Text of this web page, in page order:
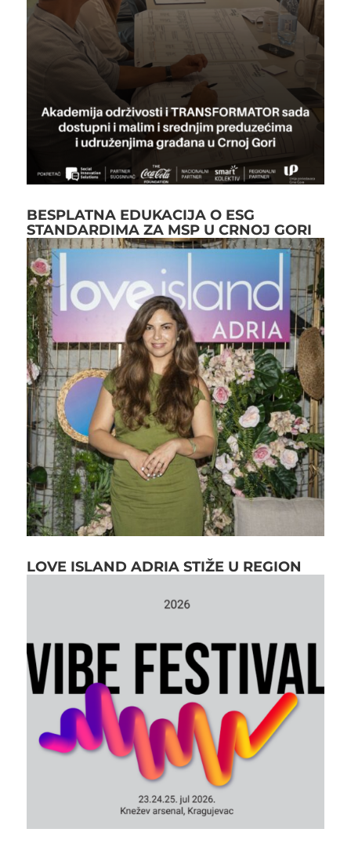
BESPLATNA EDUKACIJA O ESG
STANDARDIMA ZA MSP U CRNOJ GORI
LOVE ISLAND ADRIA STIŽE U REGION